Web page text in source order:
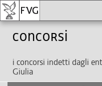
Concorsi
i concorsi indetti dagli
Giulia